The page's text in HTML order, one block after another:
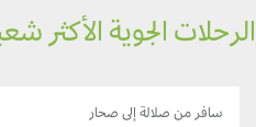
الرحلات الجوية الأكثر
سافر من صلالة إلى صحار